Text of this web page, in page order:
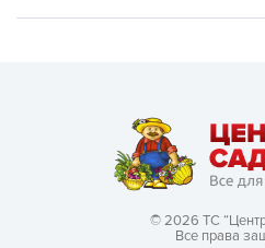
© 2026 ТС
Все права